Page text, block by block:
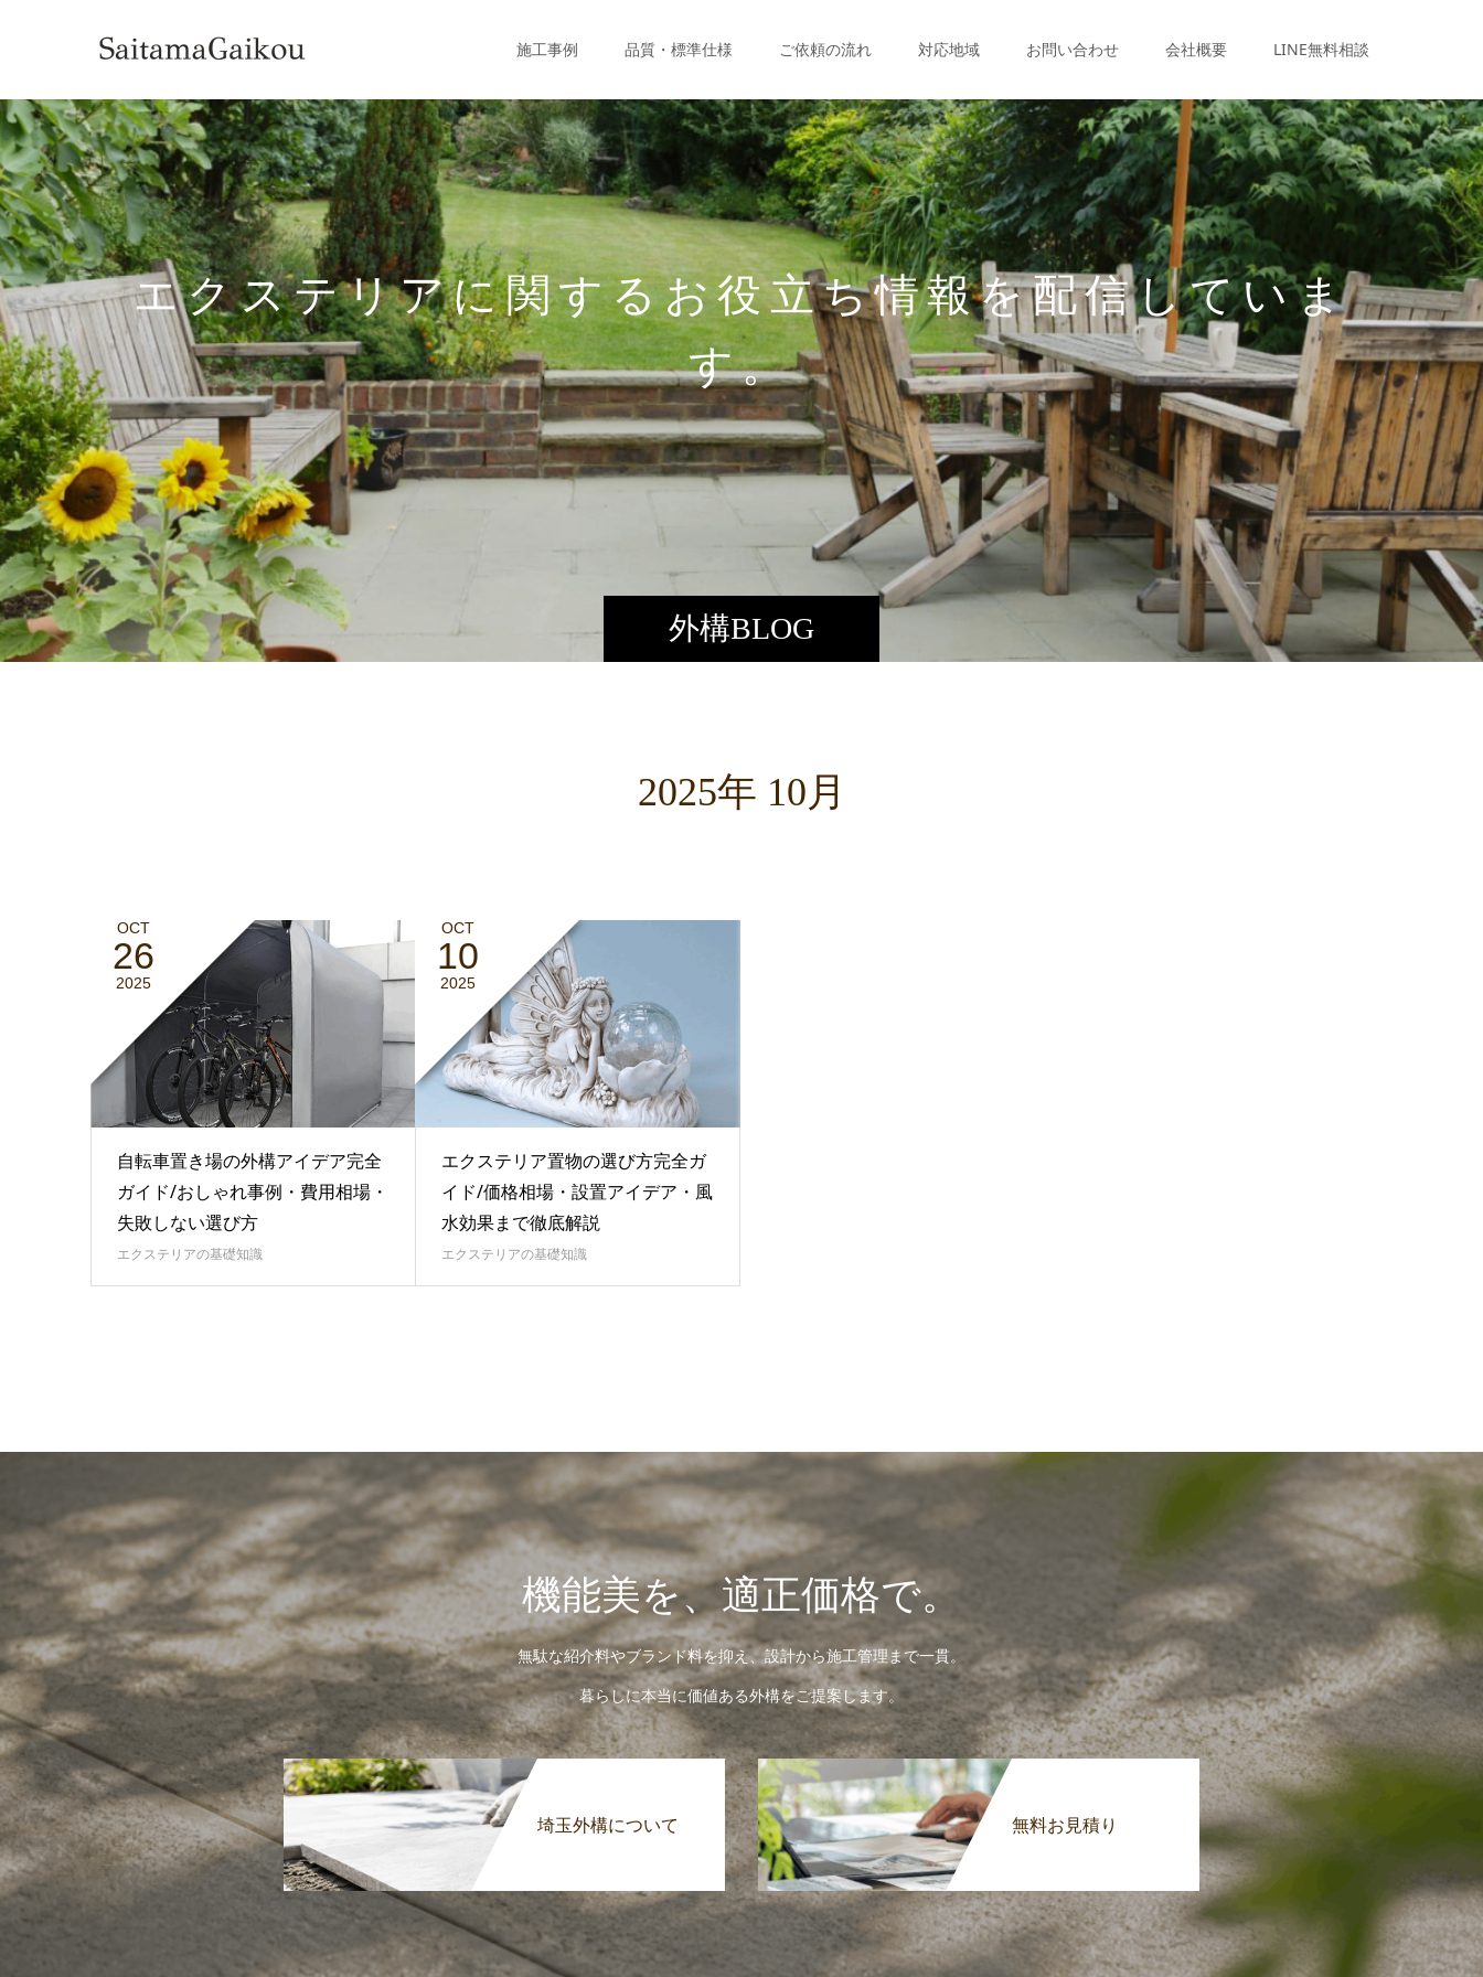
施工事例 品質・標準仕様 ご依頼の流れ 対応地域 お問い合わせ 会社概要 LINE無料相談
外構BLOG
エクステリアに関するお役立ち情報を配信していま
す。
2025年 10月
OCT
26
2025
自転車置き場の外構アイデア完全
ガイド/おしゃれ事例・費用相場・
失敗しない選び方
エクステリアの基礎知識
OCT
10
2025
エクステリア置物の選び方完全ガ
イド/価格相場・設置アイデア・風
水効果まで徹底解説
エクステリアの基礎知識
機能美を、適正価格で。
無駄な紹介料やブランド料を抑え、設計から施工管理まで一貫。
暮らしに本当に価値ある外構をご提案します。
埼玉外構について 無料お見積り